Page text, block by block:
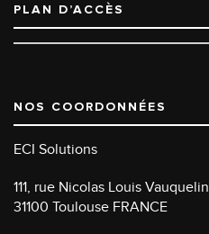
PLAN D’ACCÈS
NOS COORDONNÉES
ECI Solutions
111, rue Nicolas Louis Vauquelin
31100 Toulouse FRANCE